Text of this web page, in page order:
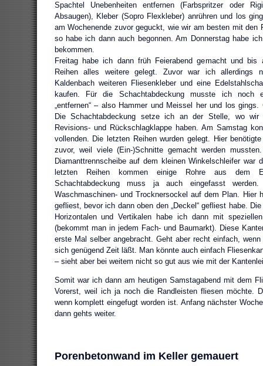
Spachtel Unebenheiten entfernen (Farbspritzer oder
Absaugen), Kleber (Sopro Flexkleber) anrühren und los
am Wochenende zuvor geguckt, wie wir am besten mit den
so habe ich dann auch begonnen. Am Donnerstag habe
bekommen.
Freitag habe ich dann früh Feierabend gemacht und bis
Reihen alles weitere gelegt. Zuvor war ich allerdings
Kaldenbach weiteren Fliesenkleber und eine
kaufen. Für die Schachtabdeckung musste ich noch
„entfernen“ – also Hammer und Meissel her und los
Die Schachtabdeckung setze ich an der Stelle, wo
Revisions- und Rückschlagklappe haben. Am Samstag
vollenden. Die letzten Reihen wurden gelegt. Hier
zuvor, weil viele (Ein-)Schnitte gemacht werden
Diamanttrennscheibe auf dem kleinen Winkelschleifer war
letzten Reihen kommen einige Rohre aus dem
Schachtabdeckung muss ja auch eingefasst
Waschmaschinen- und Trocknersockel auf dem Plan. Hier
gefliest, bevor ich dann oben den „Deckel“ gefliest habe.
Horizontalen und Vertikalen habe ich dann mit
(bekommt man in jedem Fach- und Baumarkt). Diese
erste Mal selber angebracht. Geht aber recht einfach,
sich genügend Zeit läßt. Man könnte auch einfach
– sieht aber bei weitem nicht so gut aus wie mit der
Somit war ich dann am heutigen Samstagabend mit dem
Vorerst, weil ich ja noch die Randleisten fliesen möchte.
wenn komplett eingefugt worden ist. Anfang nächster
dann gehts weiter.
Porenbetonwand im Keller gemauert